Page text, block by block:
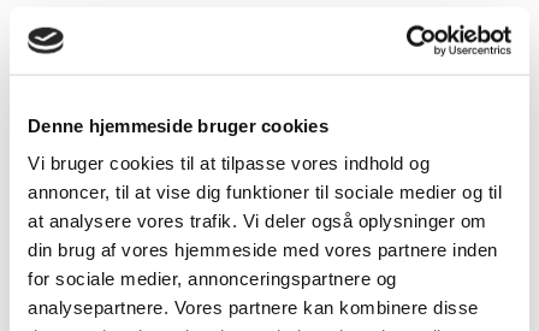
Denne hjemmeside bruger cookies
Vi bruger cookies til at tilpasse vores indhold og
annoncer, til at vise dig funktioner til sociale medier og til
at analysere vores trafik. Vi deler også oplysninger om
din brug af vores hjemmeside med vores partnere inden
for sociale medier, annonceringspartnere og
analysepartnere. Vores partnere kan kombinere disse
Vi er stolte af, at vi var den første private label
producent, der udviklede og producerede
Siden er mange flere produkter og
certificeringer kommet til. Og vi har opbygget
et solidt kendskab til de certificeringer, der er
relevante for vores kunder. Og kan derfor
vejlede omkring de muligheder, der er for
forskellige produkter. Vi kan håndtere hele
ansøgningsprocessen, men tilbyder også